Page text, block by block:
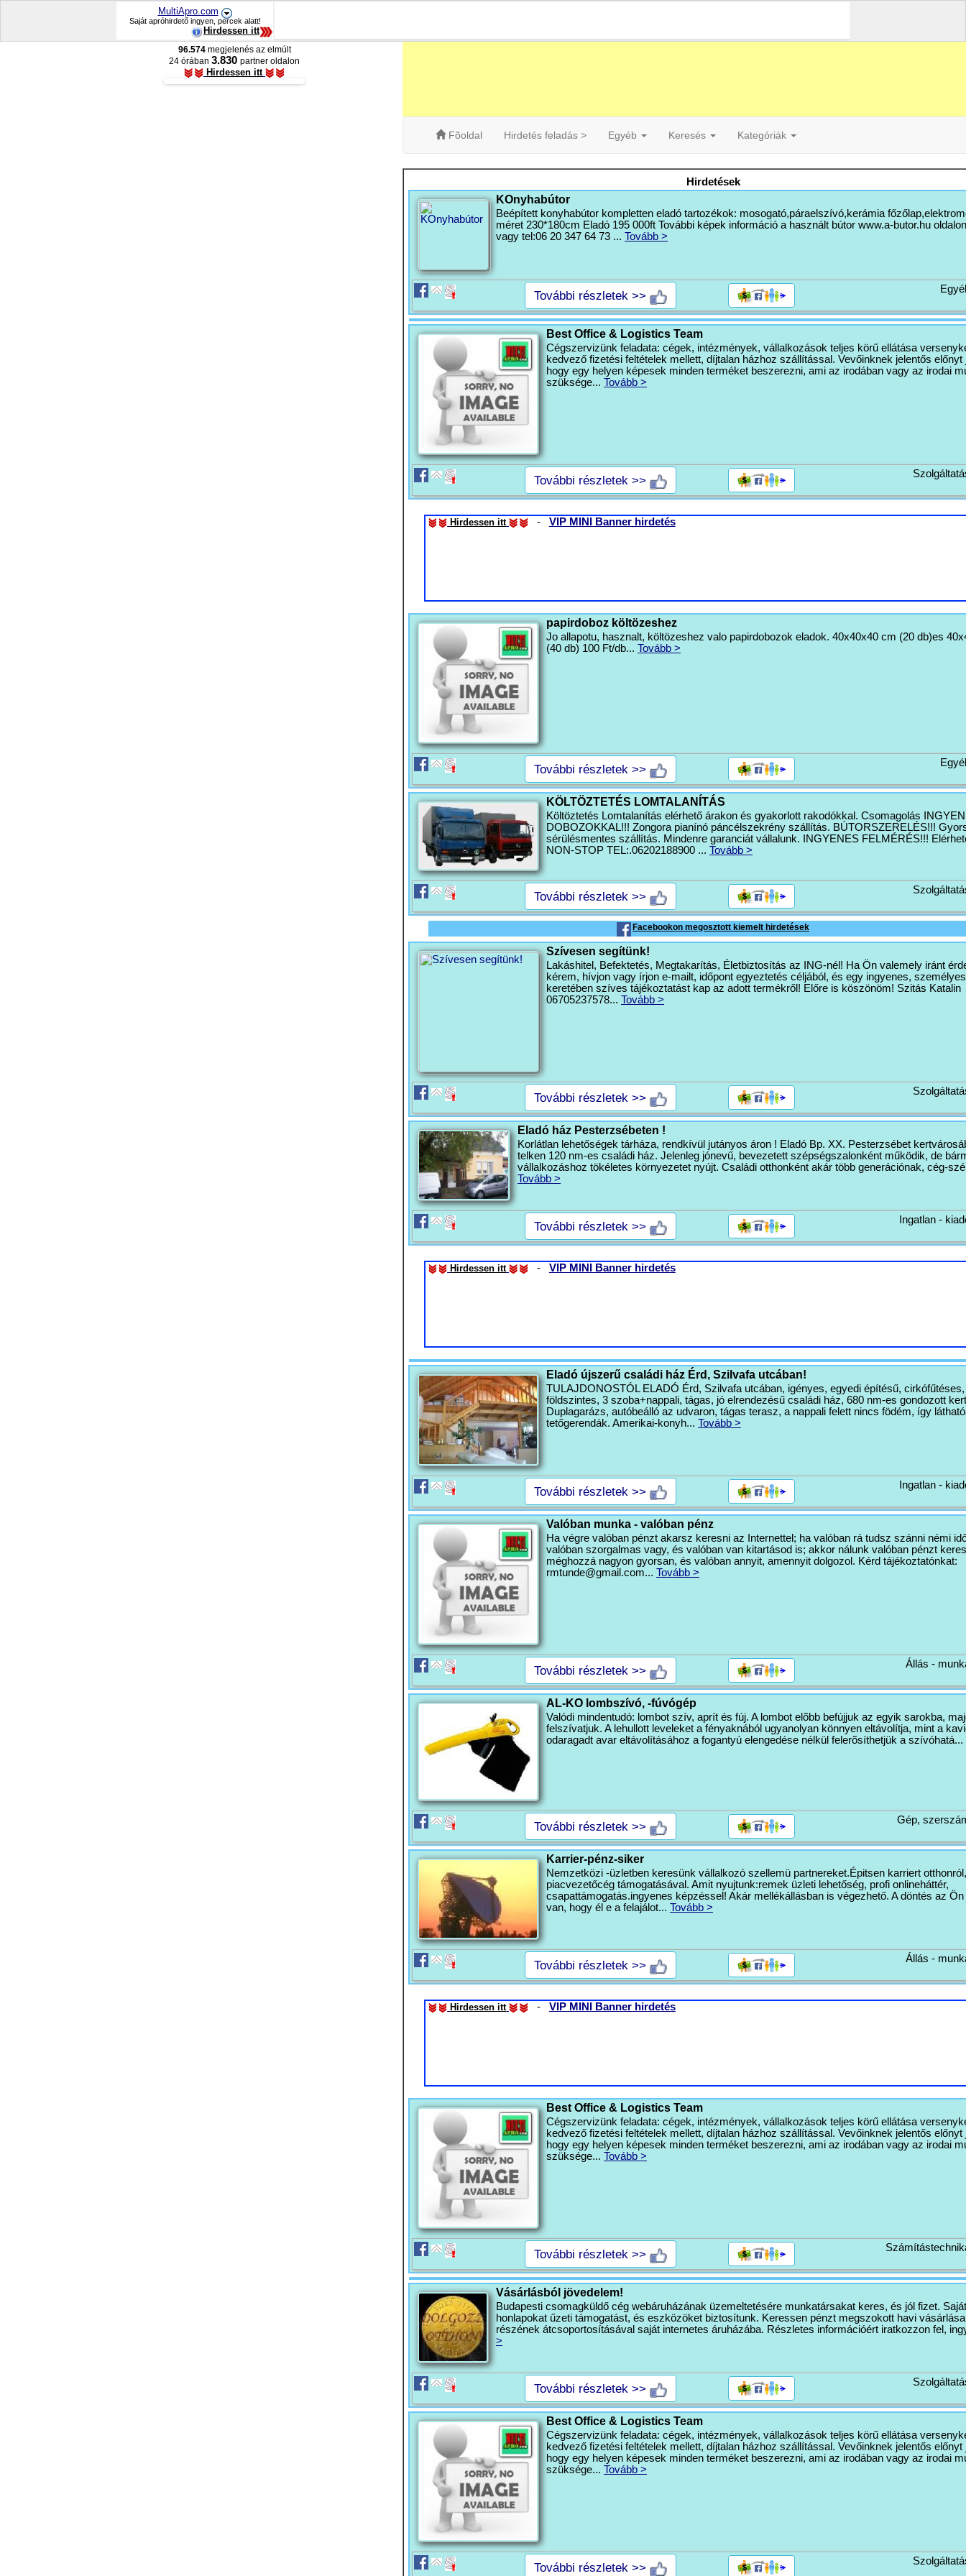
MultiApro.com
Saját apróhirdető ingyen, percek alatt!
Hirdessen itt
Fõoldal Hirdetés feladás > Egyéb Keresés Kategóriák
Hirdetések
KOnyhabútor
Beépített konyhabútor kompletten eladó tartozékok: mosogató,páraelszívó,kerámia
méret 230*180cm Eladó 195 000ft További képek információ a használt bútor www.a-butor.hu
vagy tel:06 20 347 64 73 ... Tovább >
További részletek >>
Best Office & Logistics Team
Cégszervizünk feladata: cégek, intézmények, vállalkozások teljes körű ellátása
kedvező fizetési feltételek mellett, díjtalan házhoz szállítással. Vevőinknek jelentős előnyt
hogy egy helyen képesek minden terméket beszerezni, ami az irodában vagy az irodai
szüksége... Tovább >
További részletek >>
Hirdessen itt - VIP MINI Banner hirdetés
papirdoboz költözeshez
Jo allapotu, hasznalt, költözeshez valo papirdobozok eladok. 40x40x40 cm (20 db)es
(40 db) 100 Ft/db... Tovább >
További részletek >>
KÖLTÖZTETÉS LOMTALANÍTÁS
Költöztetés Lomtalanítás elérhető árakon és gyakorlott rakodókkal. Csomagolás
DOBOZOKKAL!!! Zongora pianínó páncélszekrény szállítás. BÚTORSZERELÉS!!!
sérülésmentes szállítás. Mindenre garanciát vállalunk. INGYENES FELMÉRÉS!!!
NON-STOP TEL:.06202188900 ... Tovább >
További részletek >>
Facebookon megosztott kiemelt hirdetések
Szívesen segítünk!
Lakáshitel, Befektetés, Megtakarítás, Életbiztosítás az ING-nél! Ha Ön valemely iránt
kérem, hívjon vagy írjon e-mailt, időpont egyeztetés céljából, és egy ingyenes,
keretében szíves tájékoztatást kap az adott termékről! Előre is köszönöm! Szitás Katalin
06705237578... Tovább >
További részletek >>
Eladó ház Pesterzsébeten !
Korlátlan lehetőségek tárháza, rendkívül jutányos áron ! Eladó Bp. XX. Pesterzsébet
telken 120 nm-es családi ház. Jelenleg jónevű, bevezetett szépségszalonként működik, de
vállalkozáshoz tökéletes környezetet nyújt. Családi otthonként akár több generációnak, cég-
Tovább >
További részletek >> Ingatlan -
Hirdessen itt - VIP MINI Banner hirdetés
Eladó újszerű családi ház Érd, Szilvafa utcában!
TULAJDONOSTÓL ELADÓ Érd, Szilvafa utcában, igényes, egyedi építésű, cirkófűtéses,
földszintes, 3 szoba+nappali, tágas, jó elrendezésű családi ház, 680 nm-es gondozott
Duplagarázs, autóbeálló az udvaron, tágas terasz, a nappali felett nincs födém, így
tetőgerendák. Amerikai-konyh... Tovább >
További részletek >> Ingatlan -
Valóban munka - valóban pénz
Ha végre valóban pénzt akarsz keresni az Internettel; ha valóban rá tudsz szánni némi
valóban szorgalmas vagy, és valóban van kitartásod is; akkor nálunk valóban pénzt
méghozzá nagyon gyorsan, és valóban annyit, amennyit dolgozol. Kérd tájékoztatónkat:
rmtunde@gmail.com... Tovább >
További részletek >> Állás -
AL-KO lombszívó, -fúvógép
Valódi mindentudó: lombot szív, aprít és fúj. A lombot elõbb befújjuk az egyik sarokba,
felszívatjuk. A lehullott leveleket a fényaknából ugyanolyan könnyen eltávolítja, mint a
odaragadt avar eltávolításához a fogantyú elengedése nélkül felerõsíthetjük a szívóhatá...
További részletek >> Gép,
Karrier-pénz-siker
Nemzetközi -üzletben keresünk vállalkozó szellemü partnereket.Épitsen karriert
piacvezetőcég támogatásával. Amit nyujtunk:remek üzleti lehetőség, profi onlineháttér,
csapattámogatás.ingyenes képzéssel! Akár mellékállásban is végezhető. A döntés az
van, hogy él e a felajálot... Tovább >
További részletek >> Állás -
Hirdessen itt - VIP MINI Banner hirdetés
Best Office & Logistics Team
Cégszervizünk feladata: cégek, intézmények, vállalkozások teljes körű ellátása
kedvező fizetési feltételek mellett, díjtalan házhoz szállítással. Vevőinknek jelentős előnyt
hogy egy helyen képesek minden terméket beszerezni, ami az irodában vagy az irodai
szüksége... Tovább >
További részletek >>
Vásárlásból jövedelem!
Budapesti csomagküldő cég webáruházának üzemeltetésére munkatársakat keres, és jól fizet. Saját
honlapokat űzeti támogatást, és eszközöket biztosítunk. Keressen pénzt megszokott havi
részének átcsoportosításával saját internetes áruházába. Részletes információért iratkozzon fel,
>
További részletek >>
Best Office & Logistics Team
Cégszervizünk feladata: cégek, intézmények, vállalkozások teljes körű ellátása
kedvező fizetési feltételek mellett, díjtalan házhoz szállítással. Vevőinknek jelentős előnyt
hogy egy helyen képesek minden terméket beszerezni, ami az irodában vagy az irodai
szüksége... Tovább >
További részletek >>
96.574megjelenés az elmúlt
24 órában 3.830 partner oldalon
Hirdessen itt